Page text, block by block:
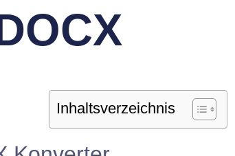
Inhalts­ver­zeich­nis